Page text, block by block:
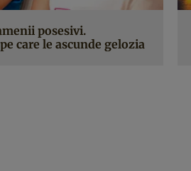
posesivi.
care le ascunde gelozia